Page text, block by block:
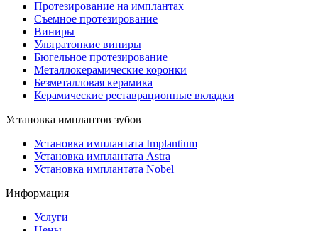
Протезирование на имплантах
Съемное протезирование
Виниры
Ультратонкие виниры
Бюгельное протезирование
Металлокерамические коронки
Безметалловая керамика
Керамические реставрационные вкладки
Установка имплантов зубов
Установка имплантата Implantium
Установка имплантата Astra
Установка имплантата Nobel
Информация
Услуги